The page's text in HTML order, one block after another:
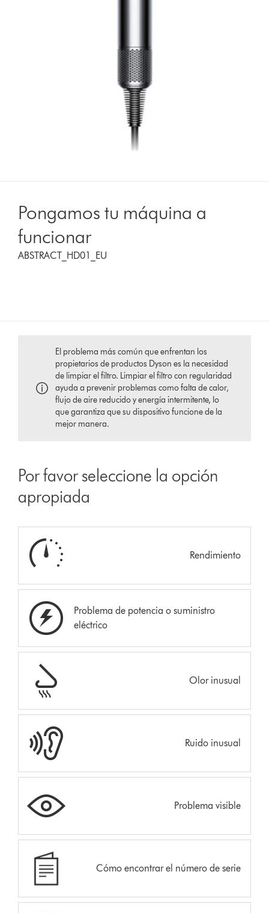
Pongamos tu máquina a
funcionar
ABSTRACT_HD01_EU
El problema más común que enfrentan los
propietarios de productos Dyson es la necesidad
de limpiar el filtro. Limpiar el filtro con regularidad
ayuda a prevenir problemas como falta de calor,
flujo de aire reducido y energía intermitente, lo
que garantiza que su dispositivo funcione de la
mejor manera.
Por favor seleccione la opción
apropiada
Rendimiento
Problema de potencia o suministro
eléctrico
Olor inusual
Ruido inusual
Problema visible
Cómo encontrar el número de serie